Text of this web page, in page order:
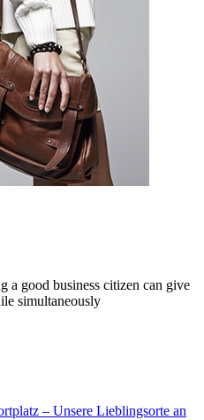
a good business citizen can give
simultaneously
– Unsere Lieblingsorte an